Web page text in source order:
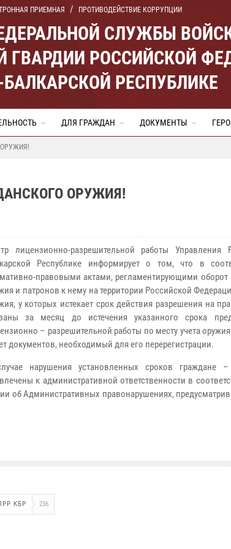
ПРИЕМНАЯ ПРОТИВОДЕЙСТВИЕ КОРРУПЦИИ
СЛУЖБЫ
ГВАРДИИ РОССИЙСКОЙ
РЕСПУБЛИКЕ
ДЛЯ ГРАЖДАН ДОКУМЕНТЫ
ОРУЖИЯ!
лицензионно-разрешительной работы Управления
Республике информирует о том, что в
правовыми актами, регламентирующими оборот
и патронов к нему на территории Российской
у которых истекает срок действия разрешения на
за месяц до истечения указанного срока
– разрешительной работы по месту учета
документов, необходимый для его перерегистрации.
нарушения установленных сроков граждане
к административной ответственности в
об Административных правонарушениях,
КБР 236